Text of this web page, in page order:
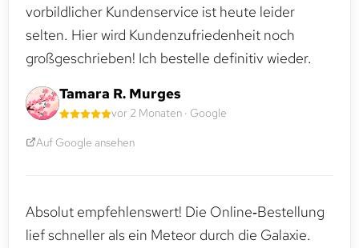
vorbildlicher Kundenservice ist heute leider
selten. Hier wird Kundenzufriedenheit noch
großgeschrieben! Ich bestelle definitiv wieder.
Tamara R. Murges
vor 2 Monaten · Google
Auf Google ansehen
Absolut empfehlenswert! Die Online‑Bestellung
lief schneller als ein Meteor durch die Galaxie.